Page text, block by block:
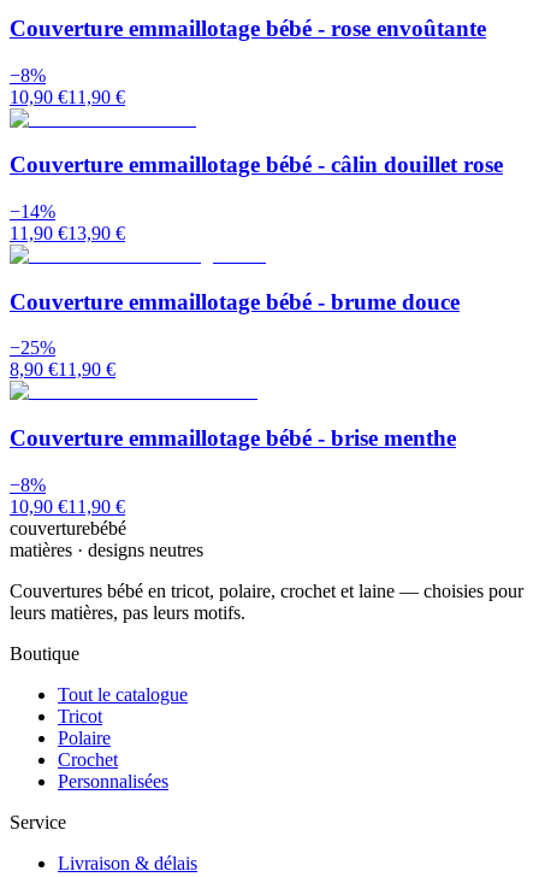
Couverture emmaillotage bébé - rose envoûtante
−8%
10,90 €11,90 €
Couverture emmaillotage bébé - câlin douillet rose
−14%
11,90 €13,90 €
Couverture emmaillotage bébé - brume douce
−25%
8,90 €11,90 €
Couverture emmaillotage bébé - brise menthe
−8%
10,90 €11,90 €
couverturebébé
matières · designs neutres
Couvertures bébé en tricot, polaire, crochet et laine — choisies pour
leurs matières, pas leurs motifs.
Boutique
Tout le catalogue
Tricot
Polaire
Crochet
Personnalisées
Service
Livraison & délais